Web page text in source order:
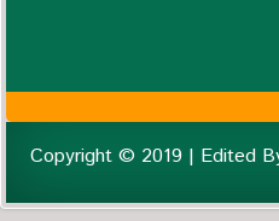
Copyright © 2019 | Edited